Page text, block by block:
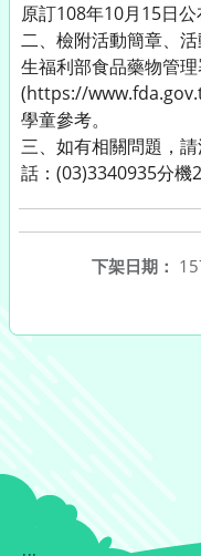
原訂108年10月15日公
二、檢附活動簡章、
生福利部食品藥物管
(https://
學童參考。
三、如有相關問題，
話：(03)3340935分機
下架日期：